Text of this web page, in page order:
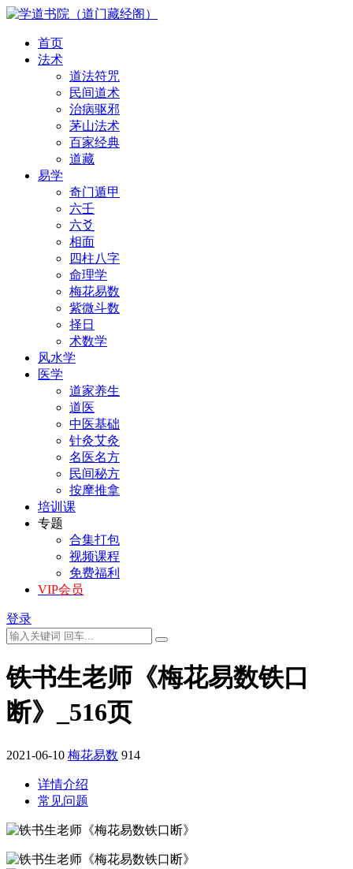
首页
法术
道法符咒
民间道术
治病驱邪
茅山法术
百家经典
道藏
易学
奇门遁甲
六壬
六爻
相面
四柱八字
命理学
梅花易数
紫微斗数
择日
术数学
风水学
医学
道家养生
道医
中医基础
针灸艾灸
名医名方
民间秘方
按摩推拿
培训课
专题
合集打包
视频课程
免费福利
VIP会员
登录
铁书生老师《梅花易数铁口
断》_516页
2021-06-10 梅花易数 914
详情介绍
常见问题